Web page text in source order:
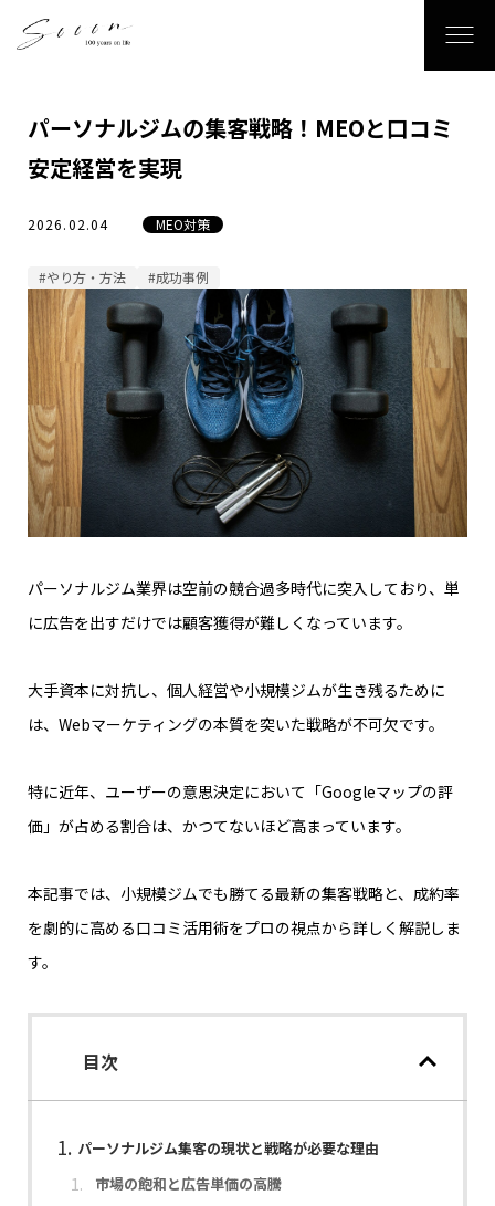
パーソナルジムの集客戦略！MEOと口コミ
安定経営を実現
2026.02.04 MEO対策
#やり方・方法 #成功事例
パーソナルジム業界は空前の競合過多時代に突入しており、単
に広告を出すだけでは顧客獲得が難しくなっています。
大手資本に対抗し、個人経営や小規模ジムが生き残るために
は、Webマーケティングの本質を突いた戦略が不可欠です。
特に近年、ユーザーの意思決定において「Googleマップの評
価」が占める割合は、かつてないほど高まっています。
本記事では、小規模ジムでも勝てる最新の集客戦略と、成約率
を劇的に高める口コミ活用術をプロの視点から詳しく解説しま
す。
目次
パーソナルジム集客の現状と戦略が必要な理由
市場の飽和と広告単価の高騰